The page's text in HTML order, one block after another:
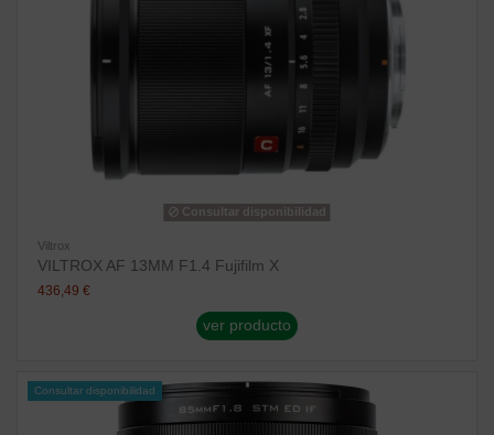
Consultar disponibilidad
Viltrox
VILTROX AF 13MM F1.4 Fujifilm X
436,49 €
ver producto
Consultar disponibilidad